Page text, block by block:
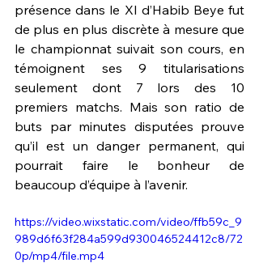
présence dans le XI d’Habib Beye fut
de plus en plus discrète à mesure que
le championnat suivait son cours, en
témoignent ses 9 titularisations
seulement dont 7 lors des 10
premiers matchs. Mais son ratio de
buts par minutes disputées prouve
qu’il est un danger permanent, qui
pourrait faire le bonheur de
beaucoup d’équipe à l’avenir.
https://video.wixstatic.com/video/ffb59c_9
989d6f63f284a599d930046524412c8/72
0p/mp4/file.mp4